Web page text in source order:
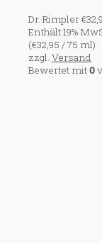
Dr. Rimpler€
Enthält 19%
(€32,95 / 75 ml)
zzgl. Versand
Bewertet mit0